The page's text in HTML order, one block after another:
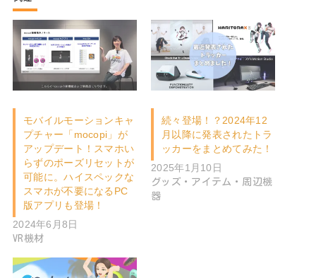
モバイルモーションキャ
プチャー「mocopi」が
アップデート！スマホい
らずのポーズリセットが
可能に。ハイスペックな
スマホが不要になるPC
版アプリも登場！
2024年6月8日
VR機材
続々登場！？2024年12
月以降に発表されたトラ
ッカーをまとめてみた！
2025年1月10日
グッズ・アイテム・周辺機
器